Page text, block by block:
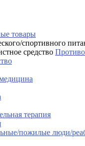
товары
терапия
пожилые люди/